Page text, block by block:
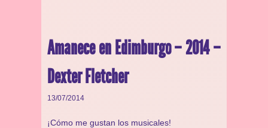
Amanece en Edimburgo – 2014 –
Dexter Fletcher
13/07/2014
¡Cómo me gustan los musicales!